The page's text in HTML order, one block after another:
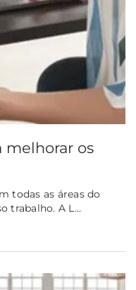
melhorar os
todas as áreas do
trabalho. A L...